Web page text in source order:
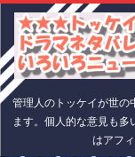
管理人のトッケイが世の
ます。個人的な意見も
はアフ